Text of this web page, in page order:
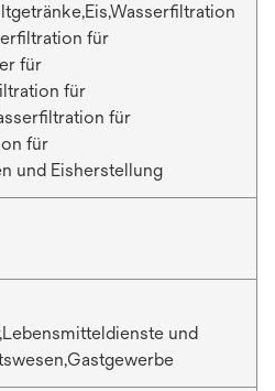
für
für
für
für
für
und Eisherstellung
und